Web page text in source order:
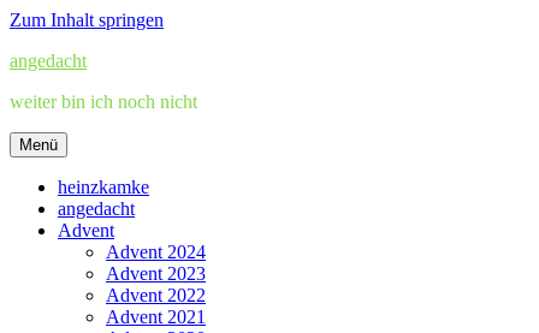
Zum Inhalt springen
angedacht
weiter bin ich noch nicht
Menü
heinzkamke
angedacht
Advent
Advent 2024
Advent 2023
Advent 2022
Advent 2021